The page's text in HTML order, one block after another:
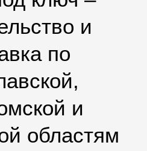
и
по
и
областям